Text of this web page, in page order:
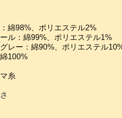
綿98%、ポリエステル2%
ル：綿99%、ポリエステル1%
レー：綿90%、ポリエステル
100%
糸